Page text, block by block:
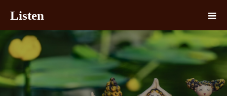
Listen